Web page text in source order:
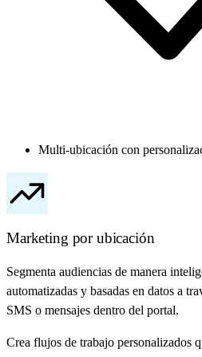
Multi-ubicación con
Marketing por ubicación
Segmenta audiencias de manera
automatizadas y basadas en datos a
SMS o mensajes dentro del portal.
Crea flujos de trabajo personalizados